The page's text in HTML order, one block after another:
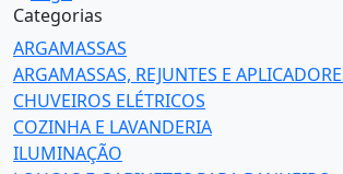
Categorias
ARGAMASSAS
ARGAMASSAS, REJUNTES E
CHUVEIROS ELÉTRICOS
COZINHA E LAVANDERIA
ILUMINAÇÃO